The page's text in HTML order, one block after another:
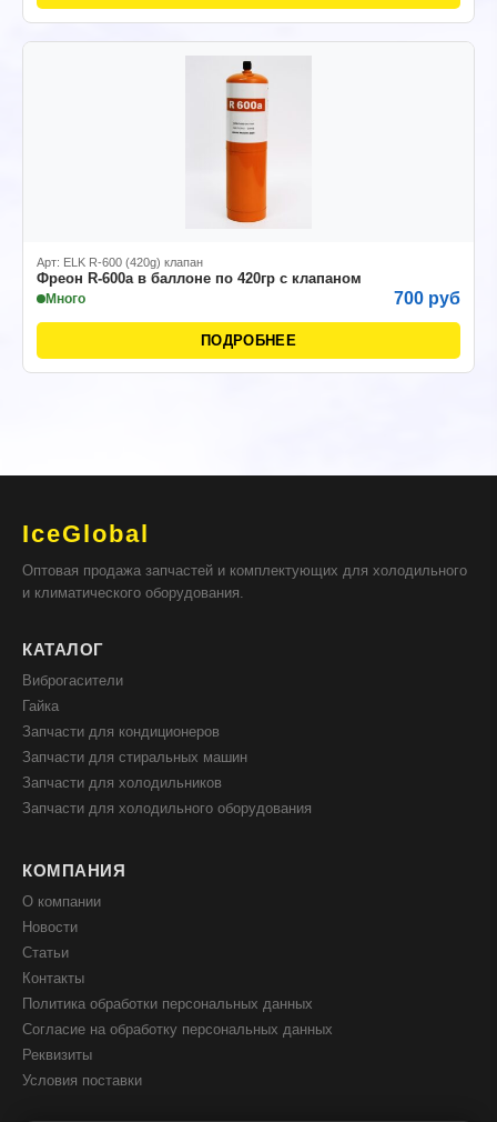
Арт: ELK R-600 (420g) клапан
Фреон R-600а в баллоне по 420гр с клапаном
Много 700 руб
ПОДРОБНЕЕ
IceGlobal
Оптовая продажа запчастей и комплектующих для холодильного
и климатического оборудования.
КАТАЛОГ
Виброгасители
Гайка
Запчасти для кондиционеров
Запчасти для стиральных машин
Запчасти для холодильников
Запчасти для холодильного оборудования
КОМПАНИЯ
О компании
Новости
Статьи
Контакты
Политика обработки персональных данных
Согласие на обработку персональных данных
Реквизиты
Условия поставки